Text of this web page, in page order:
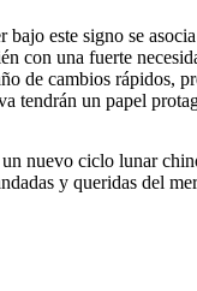
bajo este signo se
con una fuerte
de cambios rápidos,
tendrán un papel
un nuevo ciclo lunar
y queridas del